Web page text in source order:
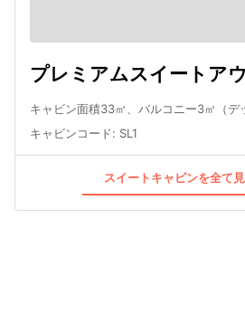
プレミアムスイートア
キャビン面積33㎡、バルコニー3㎡（デ
キャビンコード: SL1
スイートキャビンを全て